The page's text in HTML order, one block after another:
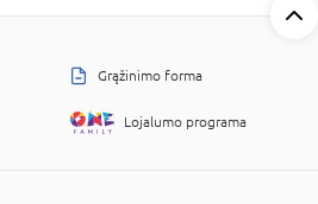
Grąžinimo forma
Lojalumo programa